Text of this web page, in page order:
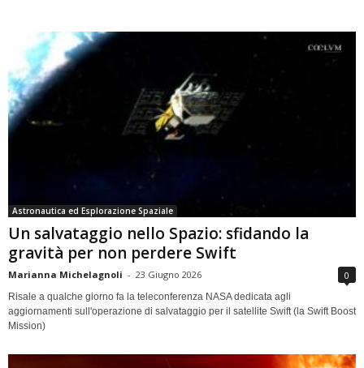
Astronautica ed Esplorazione Spaziale
Un salvataggio nello Spazio: sfidando la
gravità per non perdere Swift
Marianna Michelagnoli - 23 Giugno 2026 0
Risale a qualche giorno fa la teleconferenza NASA dedicata agli
aggiornamenti sull'operazione di salvataggio per il satellite Swift (la Swift Boost
Mission)